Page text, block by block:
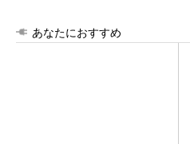
あなたにおすすめ